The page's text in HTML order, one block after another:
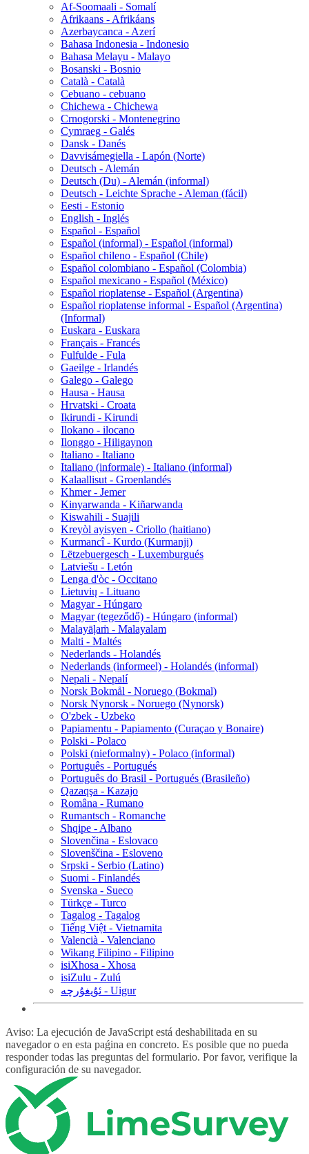
Af-Soomaali - Somalí
Afrikaans - Afrikáans
Azerbaycanca - Azerí
Bahasa Indonesia - Indonesio
Bahasa Melayu - Malayo
Bosanski - Bosnio
Català - Català
Cebuano - cebuano
Chichewa - Chichewa
Crnogorski - Montenegrino
Cymraeg - Galés
Dansk - Danés
Davvisámegiella - Lapón (Norte)
Deutsch - Alemán
Deutsch (Du) - Alemán (informal)
Deutsch - Leichte Sprache - Aleman (fácil)
Eesti - Estonio
English - Inglés
Español - Español
Español (informal) - Español (informal)
Español chileno - Español (Chile)
Español colombiano - Español (Colombia)
Español mexicano - Español (México)
Español rioplatense - Español (Argentina)
Español rioplatense informal - Español (Argentina)
(Informal)
Euskara - Euskara
Français - Francés
Fulfulde - Fula
Gaeilge - Irlandés
Galego - Galego
Hausa - Hausa
Hrvatski - Croata
Ikirundi - Kirundi
Ilokano - ilocano
Ilonggo - Hiligaynon
Italiano - Italiano
Italiano (informale) - Italiano (informal)
Kalaallisut - Groenlandés
Khmer - Jemer
Kinyarwanda - Kiñarwanda
Kiswahili - Suajili
Kreyòl ayisyen - Criollo (haitiano)
Kurmancî - Kurdo (Kurmanji)
Lëtzebuergesch - Luxemburgués
Latviešu - Letón
Lenga d'òc - Occitano
Lietuvių - Lituano
Magyar - Húngaro
Magyar (tegeződő) - Húngaro (informal)
Malayāḷaṁ - Malayalam
Malti - Maltés
Nederlands - Holandés
Nederlands (informeel) - Holandés (informal)
Nepali - Nepalí
Norsk Bokmål - Noruego (Bokmal)
Norsk Nynorsk - Noruego (Nynorsk)
O'zbek - Uzbeko
Papiamentu - Papiamento (Curaçao y Bonaire)
Polski - Polaco
Polski (nieformalny) - Polaco (informal)
Português - Portugués
Português do Brasil - Portugués (Brasileño)
Qazaqşa - Kazajo
Româna - Rumano
Rumantsch - Romanche
Shqipe - Albano
Slovenčina - Eslovaco
Slovenščina - Esloveno
Srpski - Serbio (Latino)
Suomi - Finlandés
Svenska - Sueco
Türkçe - Turco
Tagalog - Tagalog
Tiếng Việt - Vietnamita
Valencià - Valenciano
Wikang Filipino - Filipino
isiXhosa - Xhosa
isiZulu - Zulú
ئۇيغۇرچە - Uigur
Aviso: La ejecución de JavaScript está deshabilitada en su
navegador o en esta paǵina en concreto. Es posible que no pueda
responder todas las preguntas del formulario. Por favor, verifique la
configuración de su navegador.